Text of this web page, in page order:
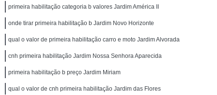
primeira habilitação categoria b valores Jardim América II
onde tirar primeira habilitação b Jardim Novo Horizonte
qual o valor de primeira habilitação carro e moto Jardim Alvorada
cnh primeira habilitação Jardim Nossa Senhora Aparecida
primeira habilitação b preço Jardim Miriam
qual o valor de cnh primeira habilitação Jardim das Flores